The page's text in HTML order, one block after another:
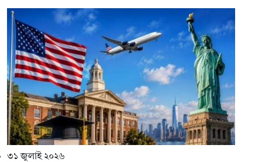
৩১ জুলাই ২০২৬